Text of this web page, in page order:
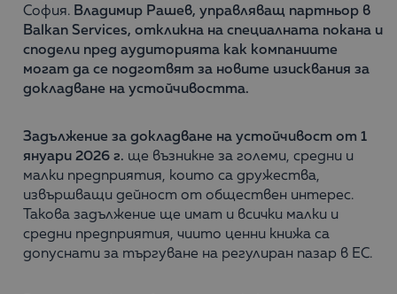
София. Владимир Рашев, управляващ партньор в
Balkan Services, откликна на специалната покана и
сподели пред аудиторията как компаниите
могат да се подготвят за новите изисквания за
докладване на устойчивостта.
Задължение за докладване на устойчивост от 1
януари 2026 г. ще възникне за големи, средни и
малки предприятия, които са дружества,
извършващи дейност от обществен интерес.
Такова задължение ще имат и всички малки и
средни предприятия, чиито ценни книжа са
допуснати за търгуване на регулиран пазар в ЕС.